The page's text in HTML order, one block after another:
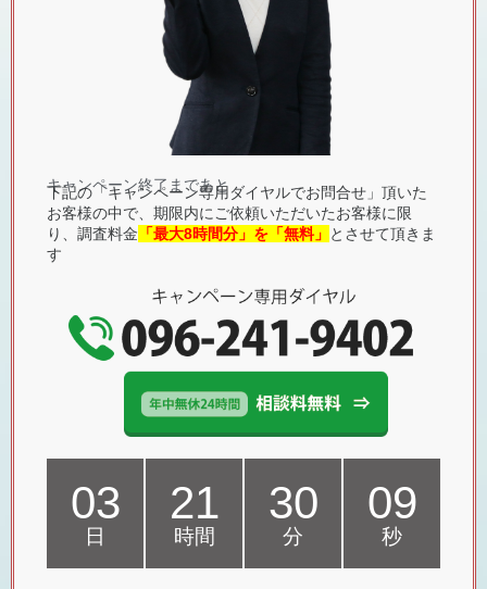
キャンペーン終了まであと
下記の「キャンペーン専用ダイヤルでお問合せ」頂いた
お客様の中で、期限内にご依頼いただいたお客様に限
り、調査料金 「最大8時間分」を「無料」 とさせて頂きま
す
03
日
21
時間
30
分
07
秒